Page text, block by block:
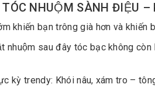
NHUỘM SÀNH ĐIỆU –
khiến bạn trông già hơn và khiến
nhuộm sau đây tóc bạc không
kỳ trendy: Khói nâu, xám tro –